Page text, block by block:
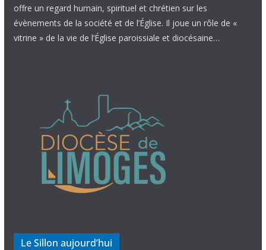
offre un regard humain, spirituel et chrétien sur les
évènements de la société et de l’Église. Il joue un rôle de «
vitrine » de la vie de l’Église paroissiale et diocésaine…
Le Sillon aujourd’hui